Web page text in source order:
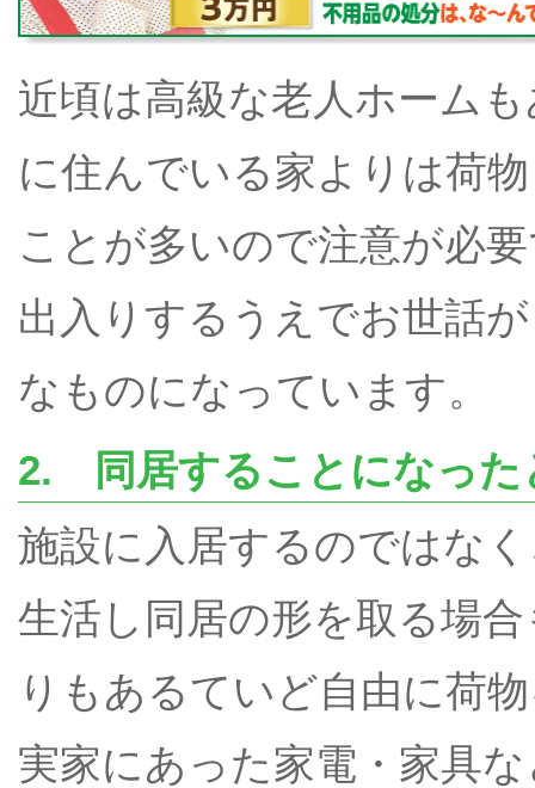
近頃は高級な老人ホーム
に住んでいる家よりは荷
ことが多いので注意が必
出入りするうえでお世話
なものになっています。
2. 同居することになった
施設に入居するのではな
生活し同居の形を取る場
りもあるていど自由に荷
実家にあった家電・家具